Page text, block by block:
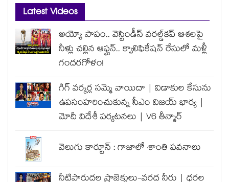
Latest Videos
అయ్యో పాపం.. వెస్టిండీస్ వరల్డ్‌కప్ ఆశలపై
నీళ్లు చల్లిన ఆఫ్ఘన్.. క్వాలిఫికేషన్ రేసులో మళ్లీ
గందరగోళం!
గిగ్ వర్కర్ల సమ్మె వాయిదా | విడాకుల కేసును
ఉపసంహరించుకున్న సీఎం విజయ్ భార్య |
మోదీ విదేశీ పర్యటనలు | V6 తీన్మార్
వెలుగు కార్టూన్ : గాజాలో శాంతి పవనాలు